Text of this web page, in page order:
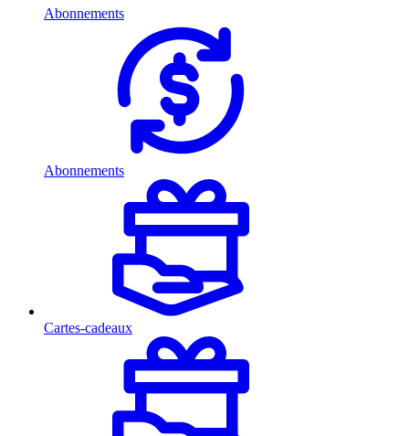
Abonnements
Abonnements
Cartes-cadeaux